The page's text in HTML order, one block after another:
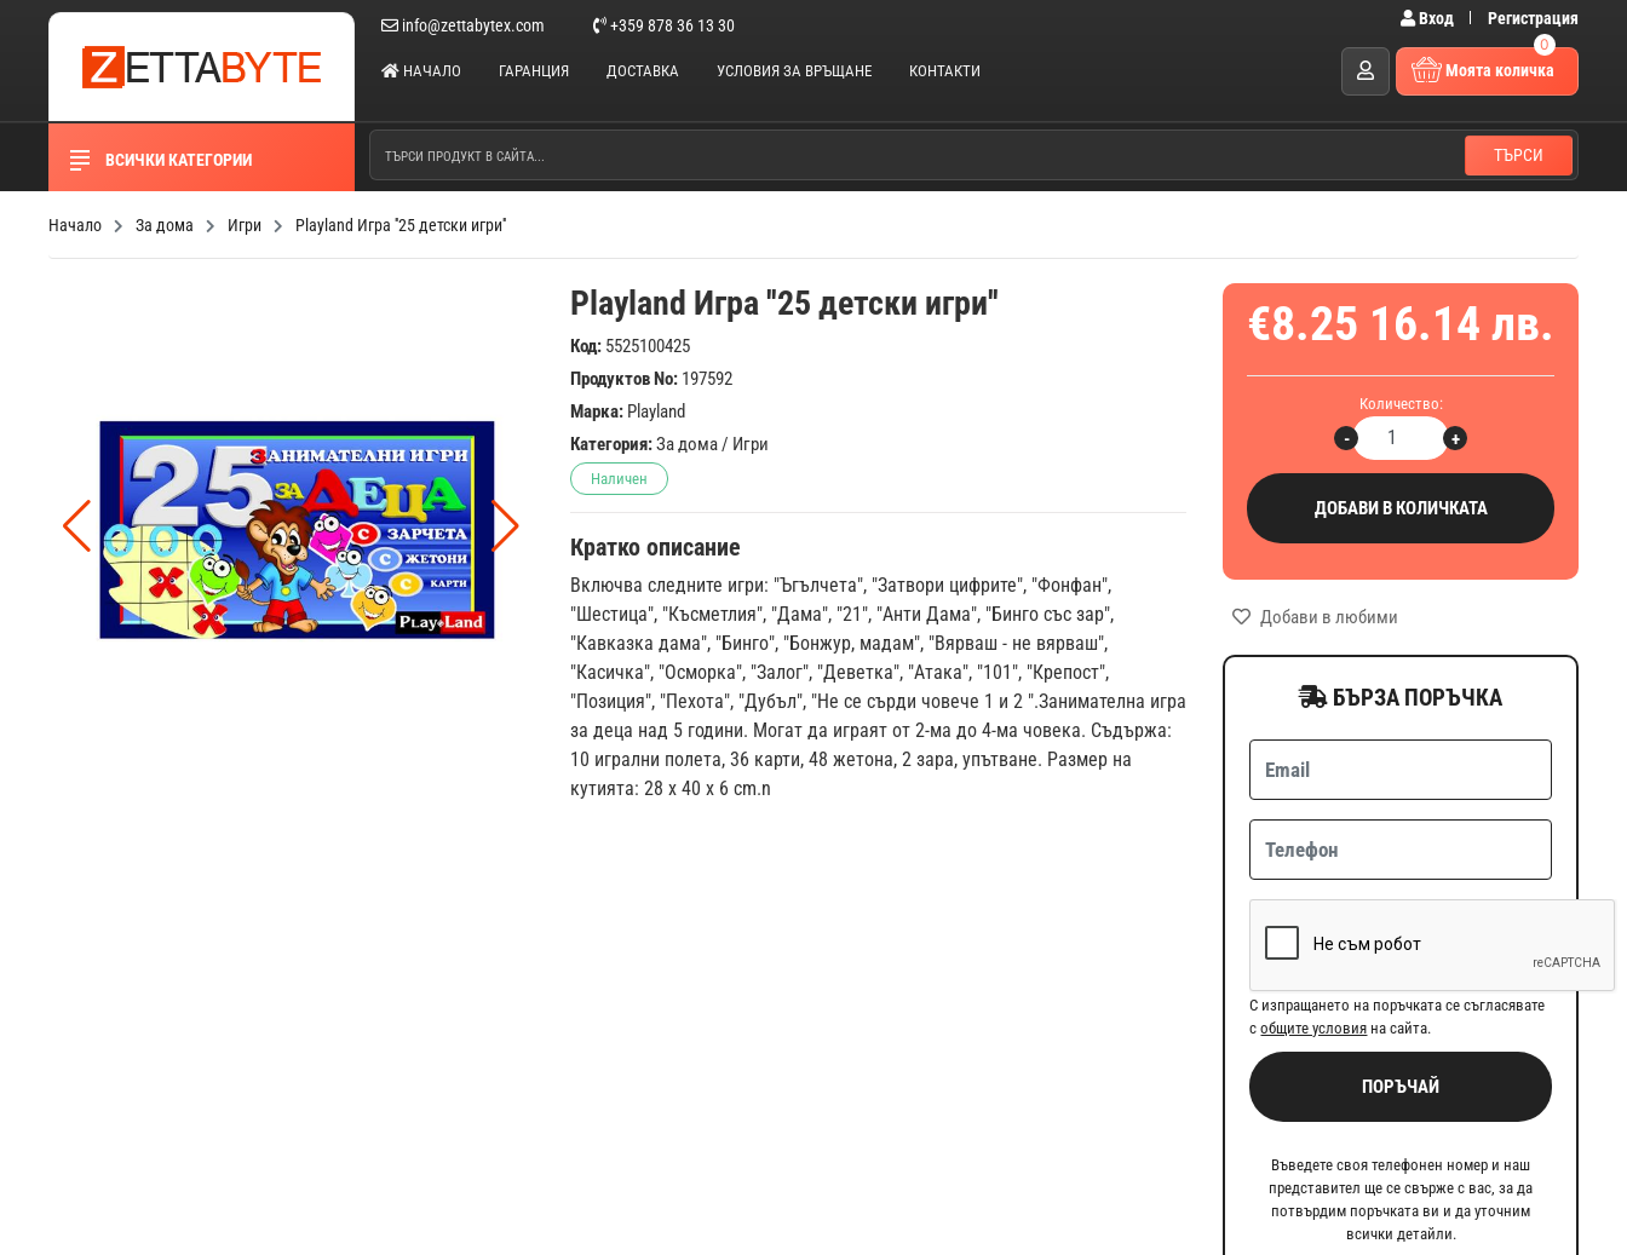
info@zettabytex.com +359 878 36 13 30 Вход Регистрация
НАЧАЛО ГАРАНЦИЯ ДОСТАВКА УСЛОВИЯ ЗА ВРЪЩАНЕ КОНТАКТИ
0
Моята количка
ВСИЧКИ КАТЕГОРИИ ТЪРСИ
Начало За дома Игри Playland Игра ''25 детски игри''
Playland Игра ''25 детски игри''
Код: 5525100425
Продуктов No: 197592
Марка: Playland
Категория:За дома/ Игри
Наличен
Кратко описание
Включва следните игри: "Ъгълчета", "Затвори цифрите", "Фонфан",
"Шестица", "Късметлия", "Дама", "21", "Анти Дама", "Бинго със зар",
"Кавказка дама", "Бинго", "Бонжур, мадам", "Вярваш - не вярваш",
"Касичка", "Осморка", "Залог", "Деветка", "Атака", "101", "Крепост",
"Позиция", "Пехота", "Дубъл", "Не се сърди човече 1 и 2 ".Занимателна игра
за деца над 5 години. Могат да играят от 2-ма до 4-ма човека. Съдържа:
10 игрални полета, 36 карти, 48 жетона, 2 зара, упътване. Размер на
кутията: 28 х 40 х 6 cm.n
€8.25 16.14 лв.
Количество:
+
-
ДОБАВИ В КОЛИЧКАТА
Добави в любими
БЪРЗА ПОРЪЧКА
С изпращането на поръчката се съгласявате
собщите условия на сайта.
ПОРЪЧАЙ
Въведете своя телефонен номер и наш
представител ще се свърже с вас, за да
потвърдим поръчката ви и да уточним
всички детайли.